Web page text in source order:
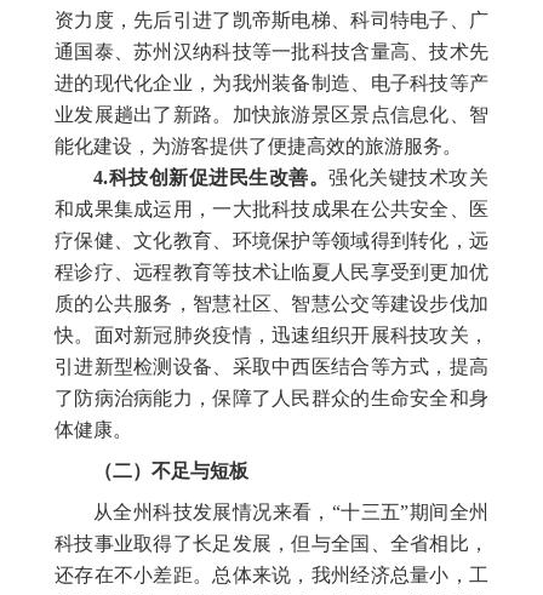
资力度，先后引进了凯帝斯电梯、科司特电子、广
通国泰、苏州汉纳科技等一批科技含量高、技术先
进的现代化企业，为我州装备制造、电子科技等产
业发展趟出了新路。加快旅游景区景点信息化、智
能化建设，为游客提供了便捷高效的旅游服务。
4.科技创新促进民生改善。强化关键技术攻关
和成果集成运用，一大批科技成果在公共安全、医
疗保健、文化教育、环境保护等领域得到转化，远
程诊疗、远程教育等技术让临夏人民享受到更加优
质的公共服务，智慧社区、智慧公交等建设步伐加
快。面对新冠肺炎疫情，迅速组织开展科技攻关，
引进新型检测设备、采取中西医结合等方式，提高
了防病治病能力，保障了人民群众的生命安全和身
体健康。
（二）不足与短板
从全州科技发展情况来看，“十三五”期间全州
科技事业取得了长足发展，但与全国、全省相比，
还存在不小差距。总体来说，我州经济总量小，工